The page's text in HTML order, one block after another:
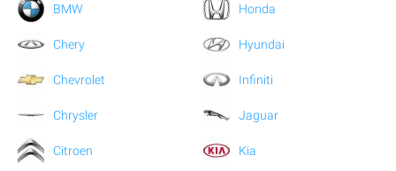
BMW
Chery
Chevrolet
Chrysler
Citroen
Honda
Hyundai
Infiniti
Jaguar
Kia